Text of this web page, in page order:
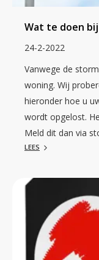
Wat te doen
24-2-2022
Vanwege de
woning. Wij
hieronder hoe u
wordt opgelost.
Meld dit dan via
LEES